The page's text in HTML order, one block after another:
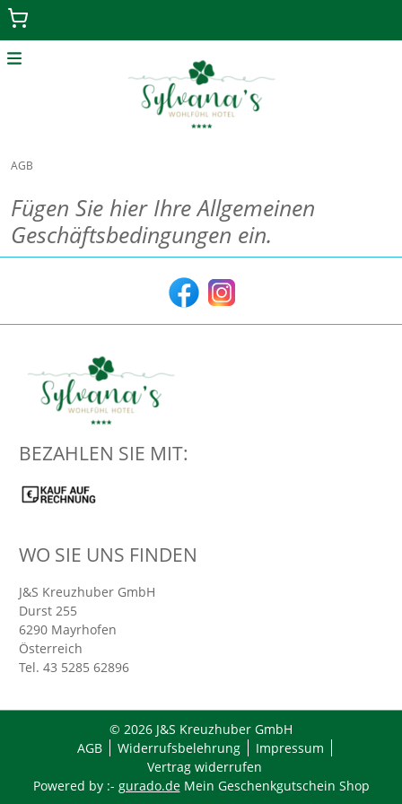
Menu
Zurück zur Hauptseite
AGB
Fügen Sie hier Ihre Allgemeinen
Geschäftsbedingungen ein.
BEZAHLEN SIE MIT:
WO SIE UNS FINDEN
J&S Kreuzhuber GmbH
Durst 255
6290 Mayrhofen
Österreich
Tel. 43 5285 62896
© 2026 J&S Kreuzhuber GmbH
AGB
Widerrufsbelehrung
Impressum
Vertrag widerrufen
Powered by :- gurado.de Mein Geschenkgutschein Shop